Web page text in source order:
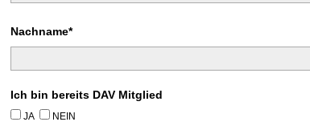
Nachname*
Ich bin bereits DAV Mitglied
JA NEIN